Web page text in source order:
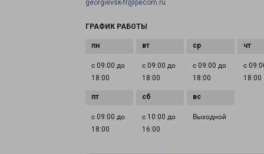
georgievsk-fr@pecom.ru
ГРАФИК РАБОТЫ
с 09:00 до
18:00
с 09:00 до
18:00
с 09:00 до
18:00
с
18:00
с 09:00 до
18:00
с 10:00 до
16:00
Выходной